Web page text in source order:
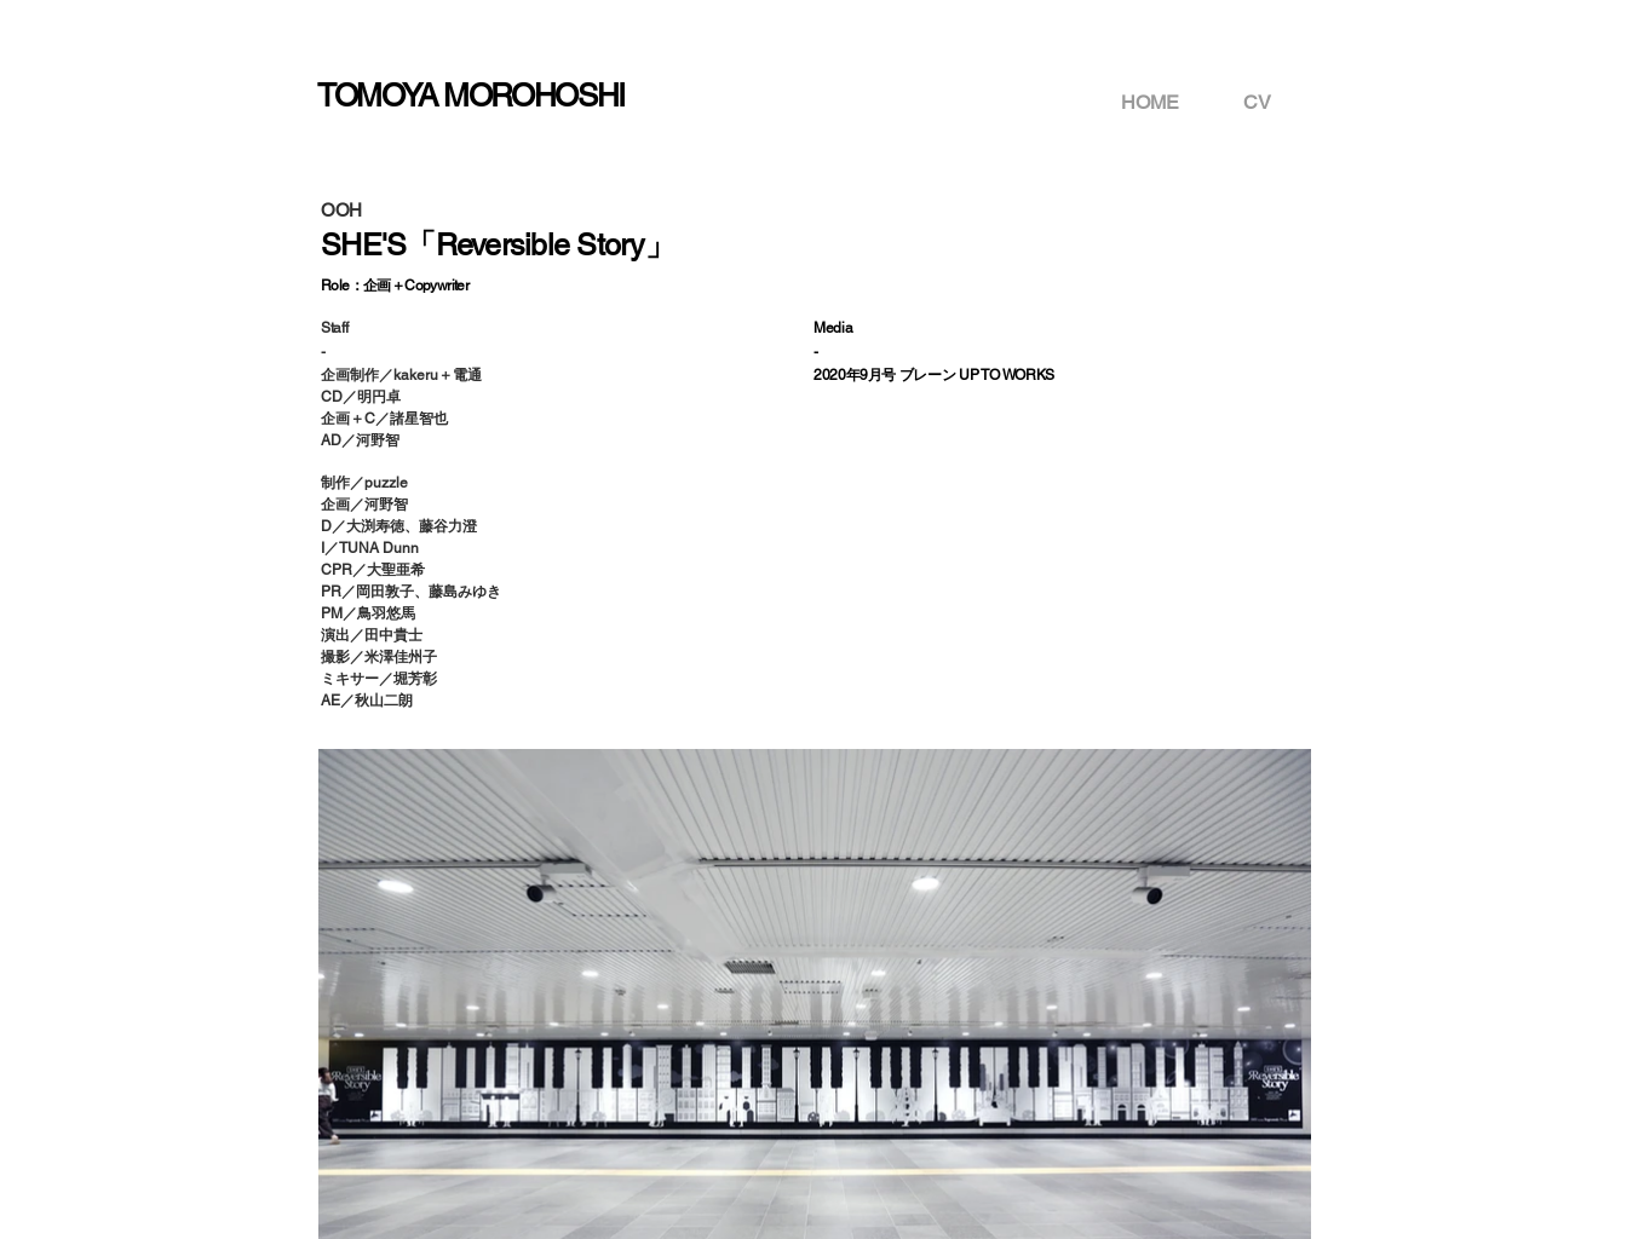
TOMOYA MOROHOSHI HOME CV
OOH
SHE'S「Reversible Story」
Role：企画＋Copywriter
Staff
-
企画制作／kakeru＋電通
CD／明円卓
企画＋C／諸星智也
AD／河野智
制作／puzzle
企画／河野智
D／大渕寿徳、藤谷力澄
I／TUNA Dunn
CPR／大聖亜希
PR／岡田敦子、藤島みゆき
PM／鳥羽悠馬
演出／田中貴士
撮影／米澤佳州子
ミキサー／堀芳彰
AE／秋山二朗
Media
-
2020年9月号 ブレーン UP TO WORKS